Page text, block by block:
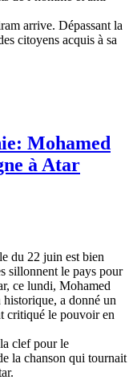
arrive. Dépassant la
citoyens acquis à sa
Mohamed
à Atar
du 22 juin est bien
sillonnent le pays pour
ce lundi, Mohamed
a donné un
critiqué le pouvoir en
clef pour le
la chanson qui tournait